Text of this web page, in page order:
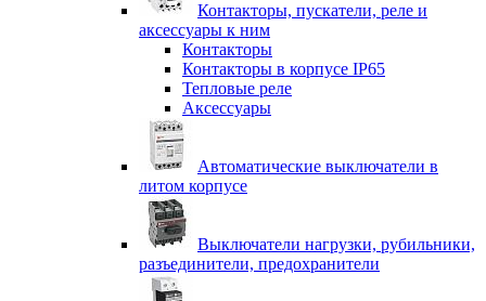
Контакторы, пускатели, реле и
аксессуары к ним
Контакторы
Контакторы в корпусе IP65
Тепловые реле
Аксессуары
Автоматические выключатели в
литом корпусе
Выключатели нагрузки, рубильники,
разъединители, предохранители